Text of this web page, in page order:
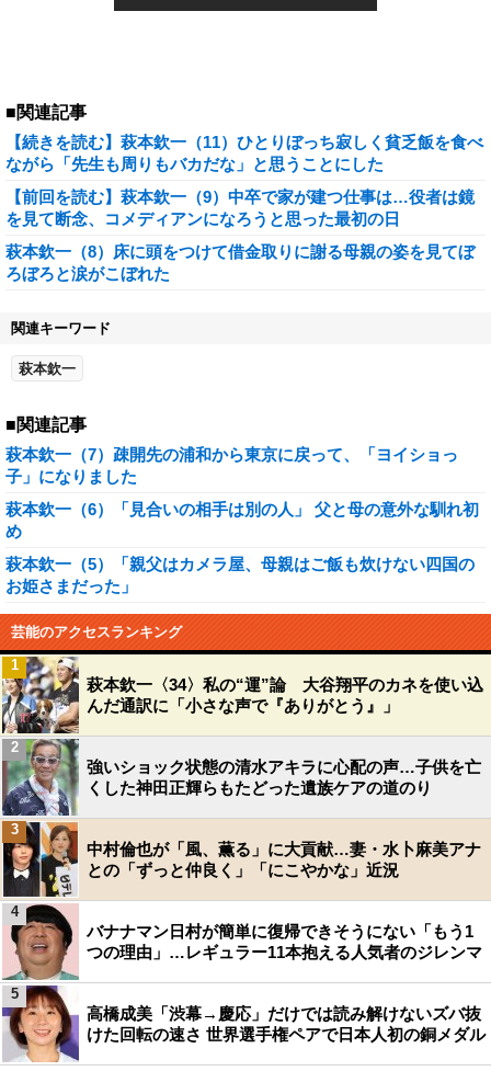
■関連記事
【続きを読む】萩本欽一（11）ひとりぼっち寂しく貧乏飯を食べ
ながら「先生も周りもバカだな」と思うことにした
【前回を読む】萩本欽一（9）中卒で家が建つ仕事は…役者は鏡
を見て断念、コメディアンになろうと思った最初の日
萩本欽一（8）床に頭をつけて借金取りに謝る母親の姿を見てぼ
ろぼろと涙がこぼれた
関連キーワード
萩本欽一
■関連記事
萩本欽一（7）疎開先の浦和から東京に戻って、「ヨイショっ
子」になりました
萩本欽一（6）「見合いの相手は別の人」 父と母の意外な馴れ初
め
萩本欽一（5）「親父はカメラ屋、母親はご飯も炊けない四国の
お姫さまだった」
芸能のアクセスランキング
萩本欽一〈34〉私の“運”論 大谷翔平のカネを使い込
んだ通訳に「小さな声で『ありがとう』」
1
強いショック状態の清水アキラに心配の声…子供を亡
くした神田正輝らもたどった遺族ケアの道のり
2
中村倫也が「風、薫る」に大貢献…妻・水卜麻美アナ
との「ずっと仲良く」「にこやかな」近況
3
バナナマン日村が簡単に復帰できそうにない「もう1
つの理由」…レギュラー11本抱える人気者のジレンマ
4
高橋成美「渋幕→慶応」だけでは読み解けないズバ抜
けた回転の速さ 世界選手権ペアで日本人初の銅メダル
5